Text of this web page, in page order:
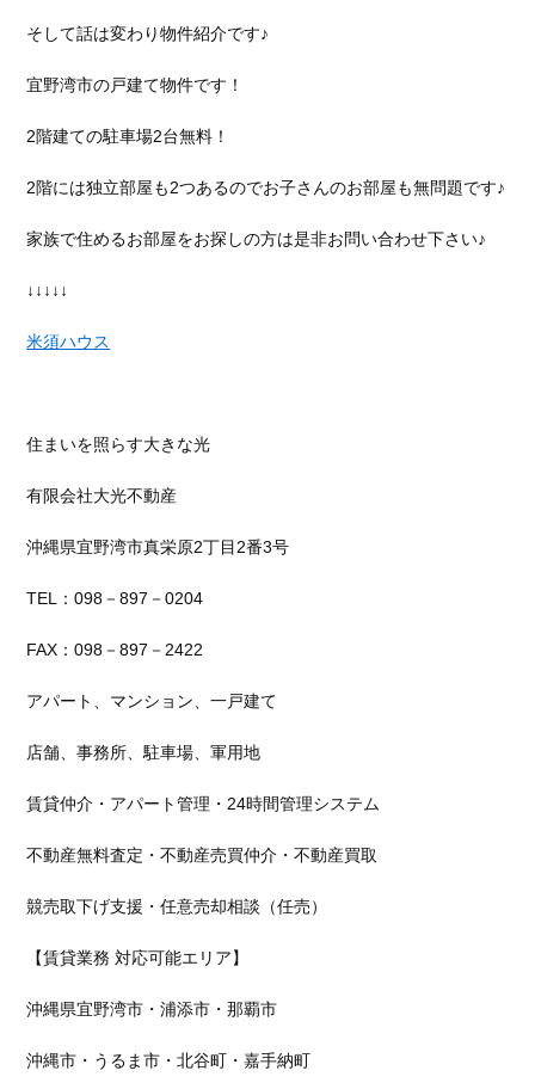
そして話は変わり物件紹介です♪
宜野湾市の戸建て物件です！
2階建ての駐車場2台無料！
2階には独立部屋も2つあるのでお子さんのお部屋も無問題です♪
家族で住めるお部屋をお探しの方は是非お問い合わせ下さい♪
↓↓↓↓↓
米須ハウス
住まいを照らす大きな光
有限会社大光不動産
沖縄県宜野湾市真栄原2丁目 2番3号
TEL：098 －897 －0204
FAX：098 －897 － 2422
アパート、マンション、一戸建て
店舗、事務所、駐車場、軍用地
賃貸仲介・アパート管理・ 24時間管理システム
不動産無料査定・不動産売買仲介・不動産買取
競売取下げ支援・任意売却相談（任売）
【賃貸業務 対応可能エリア】
沖縄県宜野湾市・浦添市・那覇市
沖縄市・うるま市・北谷町・嘉手納町